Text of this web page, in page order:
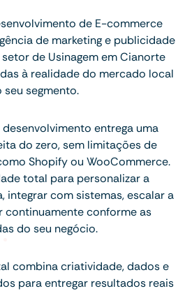
de E-commerce
de marketing e publicidade
de Usinagem em Cianorte
à realidade do mercado local
seu segmento.
entrega uma
do zero, sem limitações de
Shopify ou WooCommerce.
total para personalizar a
integrar com sistemas, escalar a
continuamente conforme as
do seu negócio.
combina criatividade, dados e
para entregar resultados reais